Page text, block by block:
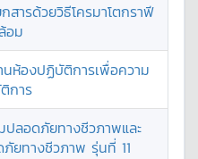
สารด้วยวิธีโครมาโตกราฟี
อม
ห้องปฏิบัติการเพื่อความ
การ
ลอดภัยทางชีวภาพและ
ยทางชีวภาพ รุ่นที่ 11